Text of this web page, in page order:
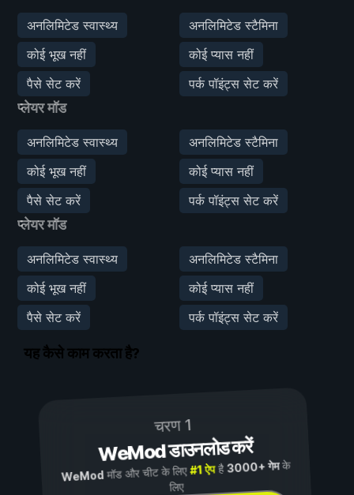
अनलिमिटेड स्वास्थ्य
अनलिमिटेड स्टैमिना
कोई भूख नहीं
कोई प्यास नहीं
पैसे सेट करें
पर्क पॉइंट्स सेट करें
प्लेयर मॉड
अनलिमिटेड स्वास्थ्य
अनलिमिटेड स्टैमिना
कोई भूख नहीं
कोई प्यास नहीं
पैसे सेट करें
पर्क पॉइंट्स सेट करें
प्लेयर मॉड
अनलिमिटेड स्वास्थ्य
अनलिमिटेड स्टैमिना
कोई भूख नहीं
कोई प्यास नहीं
पैसे सेट करें
पर्क पॉइंट्स सेट करें
यह कैसे काम करता है?
चरण 1
WeMod डाउनलोड करें
WeMod मॉड और चीट के लिए#1 ऐपहै3000+ गेमके
लिए